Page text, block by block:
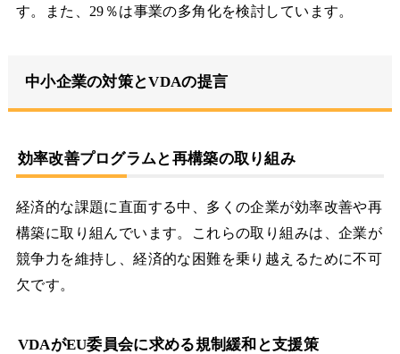
す。また、29％は事業の多角化を検討しています。
中小企業の対策とVDAの提言
効率改善プログラムと再構築の取り組み
経済的な課題に直面する中、多くの企業が効率改善や再
構築に取り組んでいます。これらの取り組みは、企業が
競争力を維持し、経済的な困難を乗り越えるために不可
欠です。
VDAがEU委員会に求める規制緩和と支援策